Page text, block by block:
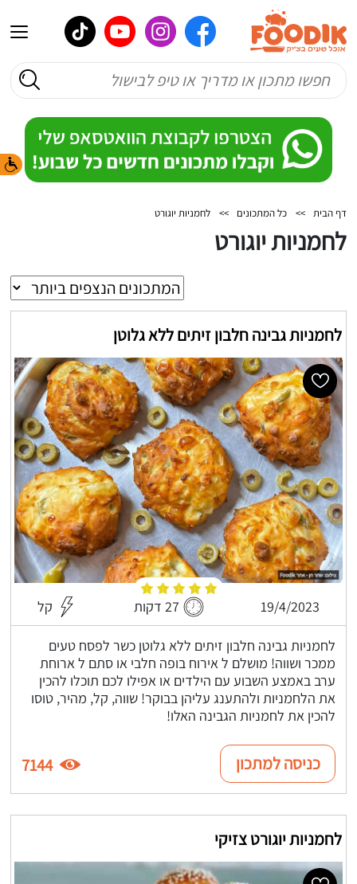
דף הבית >> כל המתכונים >> לחמניות יוגורט
לחמניות יוגורט
לחמניות גבינה חלבון זיתים ללא גלוטן
19/4/2023 27 דקות קל
לחמניות גבינה חלבון זיתים ללא גלוטן כשר לפסח טעים
ממכר ושווה! מושלם ל אירוח בופה חלבי או סתם ל ארוחת
ערב באמצע השבוע עם הילדים או אפילו לכם תוכלו להכין
את הלחמניות ולהתענג עליהן בבוקר! שווה, קל, מהיר, טוסו
להכין את לחמניות הגבינה האלו!
כניסה למתכון 7144
לחמניות יוגורט צזיקי